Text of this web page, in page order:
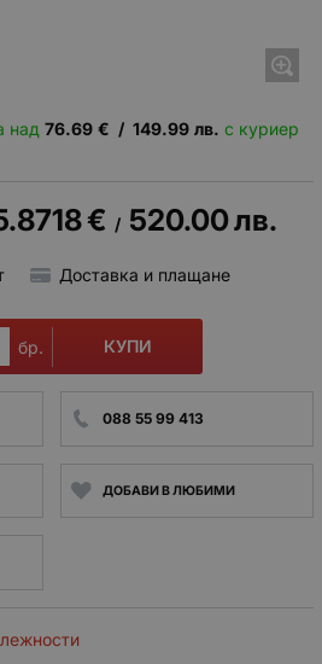
над 76.69 € / 149.99 лв. с куриер
€ / 520.00лв.
Доставка и плащане
бр. КУПИ
088 55 99 413
ДОБАВИ В ЛЮБИМИ